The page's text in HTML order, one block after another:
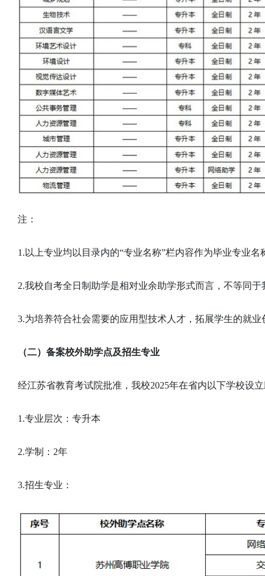
注：
1.以上专业均以目录内的“专业名称”栏内容作为毕业专业名
2.我校自考全日制助学是相对业余助学形式而言，不等同
3.为培养符合社会需要的应用型技术人才，拓展学生的就
（二）备案校外助学点及招生专业
经江苏省教育考试院批准，我校2025年在省内以下学校设
1.专业层次：专升本
2.学制：2年
3.招生专业：